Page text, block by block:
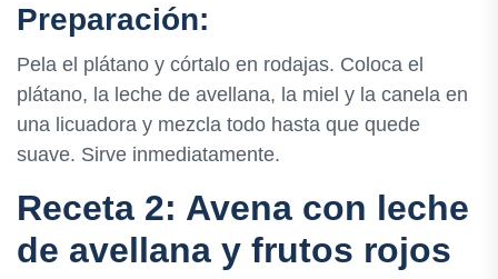
Preparación:
Pela el plátano y córtalo en rodajas. Coloca el
plátano, la leche de avellana, la miel y la canela en
una licuadora y mezcla todo hasta que quede
suave. Sirve inmediatamente.
Receta 2: Avena con leche
de avellana y frutos rojos